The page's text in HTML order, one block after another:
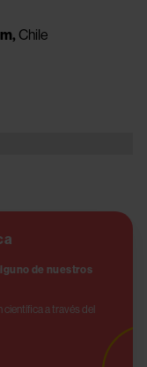
Chile
de nuestros
a través del